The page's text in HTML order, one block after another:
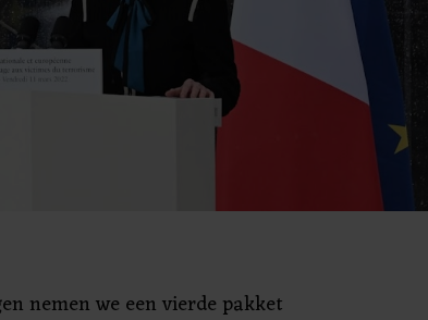
nemen we een vierde pakket